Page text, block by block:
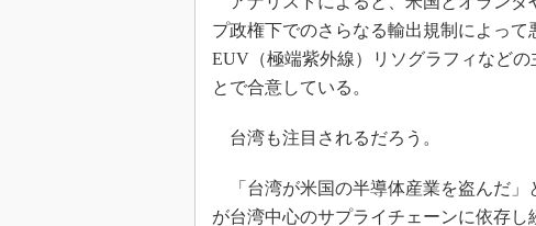
プ政権下でのさらなる輸出規制によって
EUV（極端紫外線）リソグラフィなど
とで合意している。
台湾も注目されるだろう。
「台湾が米国の半導体産業を盗んだ」
が台湾中心のサプライチェーンに依存